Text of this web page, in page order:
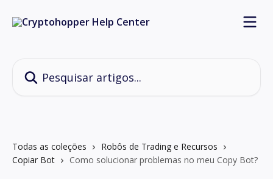
Todas as coleções
Robôs de Trading e Recursos
Copiar Bot
Como solucionar problemas no meu Copy Bot?